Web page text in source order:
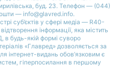
буд. 23. Телефон — (044)
— info@glavred.info.
суб’єктів у сфері медіа — R40-
інформації, яка містить
в будь-якій формi суворо
«Главред» дозволяється за
інтернет-видань обов’язковим є
гіперпосилання в першому